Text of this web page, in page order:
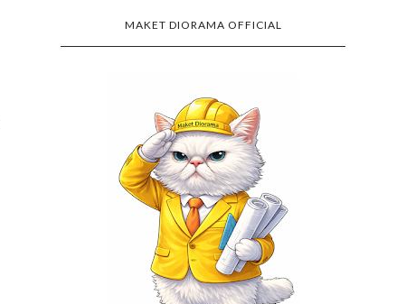
MAKET DIORAMA OFFICIAL